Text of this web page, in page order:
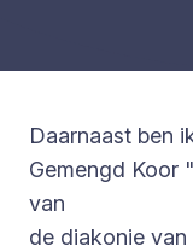
Daarnaast ben
Gemengd Koor
van
de diakonie